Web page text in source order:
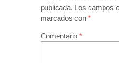
publicada. Los campos
marcados con *
Comentario *